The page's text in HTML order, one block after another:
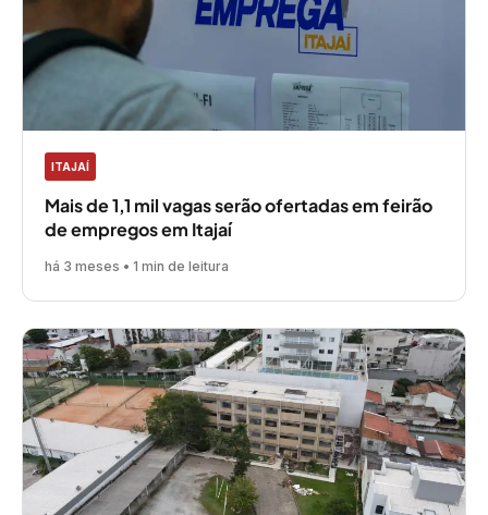
ITAJAÍ
Mais de 1,1 mil vagas serão ofertadas em feirão
de empregos em Itajaí
há 3 meses • 1 min de leitura